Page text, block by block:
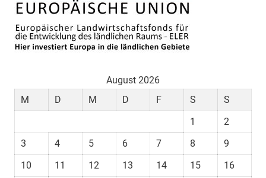
August 2026
M
D M D F S
S
1
2
3
4 5 6 7 8
9
10
11 12 13 14 15 16